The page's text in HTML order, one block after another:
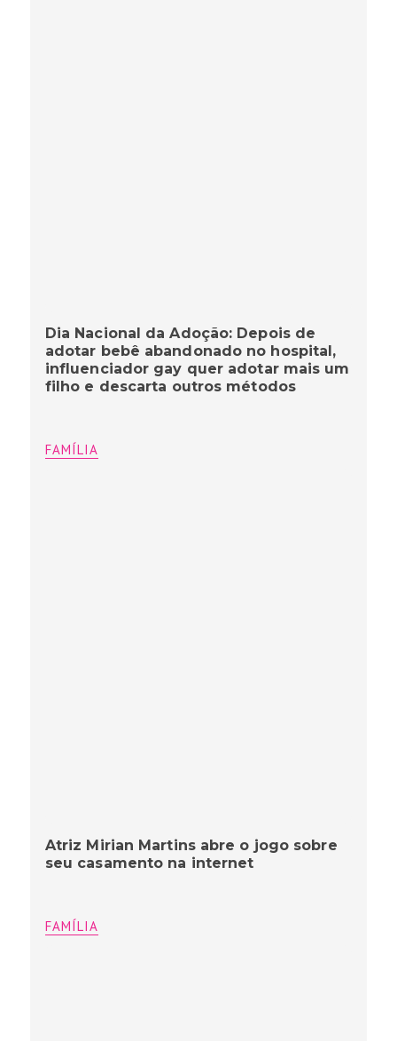
Dia Nacional da Adoção: Depois de
adotar bebê abandonado no hospital,
influenciador gay quer adotar mais um
filho e descarta outros métodos
FAMÍLIA
Atriz Mirian Martins abre o jogo sobre
seu casamento na internet
FAMÍLIA